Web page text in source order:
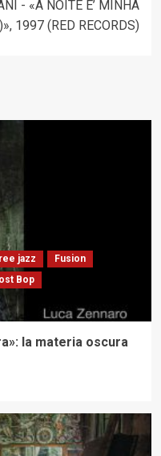
‎- «A NOITE E’ MINHA
1997 (RED RECORDS)
jazz
Fusion
Bop
la materia oscura